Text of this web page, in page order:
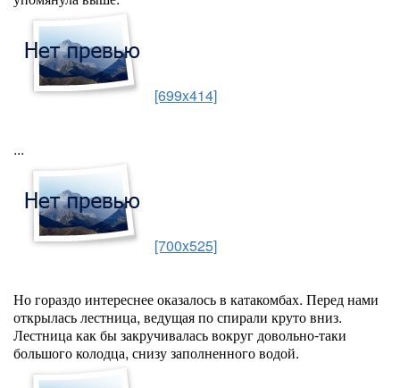
[699x414]
...
[700x525]
Но гораздо интереснее оказалось в катакомбах. Перед нами
открылась лестница, ведущая по спирали круто вниз.
Лестница как бы закручивалась вокруг довольно-таки
большого колодца, снизу заполненного водой.